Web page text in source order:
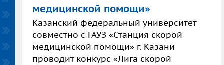
медицинской помощи»
Казанский федеральный университет
совместно с ГАУЗ «Станция скорой
медицинской помощи» г. Казани
проводит конкурс «Лига скорой